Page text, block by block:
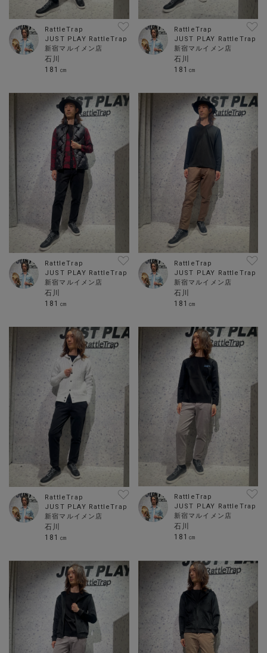
RattleTrap
JUST PLAY RattleTrap
新宿マルイメン店
石川
181㎝
RattleTrap
JUST PLAY RattleTrap
新宿マルイメン店
石川
181㎝
RattleTrap
JUST PLAY RattleTrap
新宿マルイメン店
石川
181㎝
RattleTrap
JUST PLAY RattleTrap
新宿マルイメン店
石川
181㎝
RattleTrap
JUST PLAY RattleTrap
新宿マルイメン店
石川
181㎝
RattleTrap
JUST PLAY RattleTrap
新宿マルイメン店
石川
181㎝